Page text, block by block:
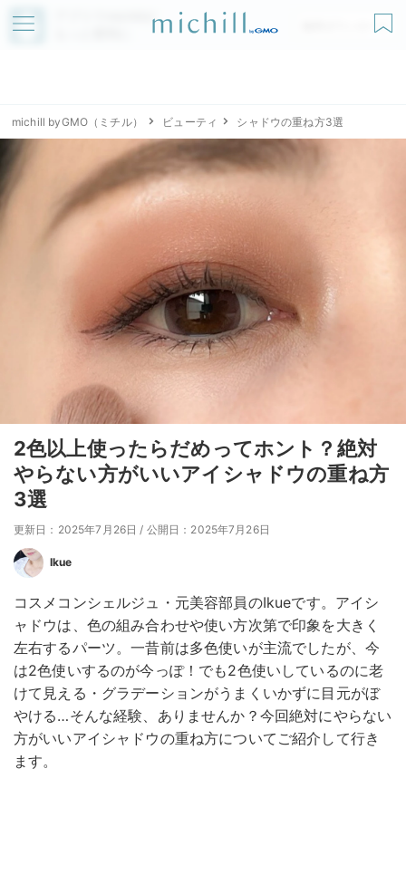
アプリでmichillが
無料ダウンロード
michill byGMO（ミチル） ビューティ シャドウの重ね方3選
2色以上使ったらだめってホント？絶対
やらない方がいいアイシャドウの重ね方
3選
更新日：2025年7月26日 / 公開日：2025年7月26日
Ikue
コスメコンシェルジュ・元美容部員のIkueです。アイシ
ャドウは、色の組み合わせや使い方次第で印象を大きく
左右するパーツ。一昔前は多色使いが主流でしたが、今
は2色使いするのが今っぽ！でも2色使いしているのに老
けて見える・グラデーションがうまくいかずに目元がぼ
やける…そんな経験、ありませんか？今回絶対にやらない
方がいいアイシャドウの重ね方についてご紹介して行き
ます。